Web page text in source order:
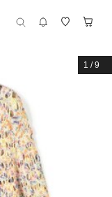
1 /9